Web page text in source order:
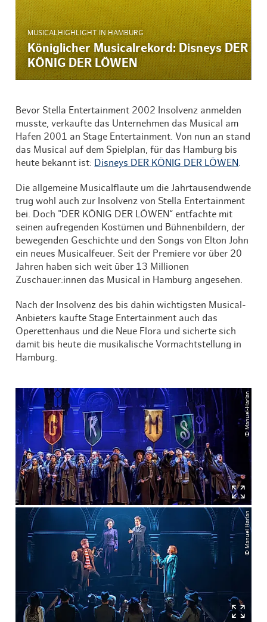
MUSICALHIGHLIGHT IN HAMBURG
Königlicher Musicalrekord: Disneys DER
KÖNIG DER LÖWEN
Bevor Stella Entertainment 2002 Insolvenz anmelden
musste, verkaufte das Unternehmen das Musical am
Hafen 2001 an Stage Entertainment. Von nun an stand
das Musical auf dem Spielplan, für das Hamburg bis
heute bekannt ist:
Disneys DER KÖNIG DER LÖWEN
Die allgemeine Musicalflaute um die Jahrtausendwende
trug wohl auch zur Insolvenz von Stella Entertainment
bei. Doch "DER KÖNIG DER LÖWEN“ entfachte mit
seinen aufregenden Kostümen und Bühnenbildern, der
bewegenden Geschichte und den Songs von Elton John
ein neues Musicalfeuer. Seit der Premiere vor über 20
Jahren haben sich weit über 13 Millionen
Zuschauer:innen das Musical in Hamburg angesehen.
Nach der Insolvenz des bis dahin wichtigsten Musical-
Anbieters kaufte Stage Entertainment auch das
Operettenhaus und die Neue Flora und sicherte sich
damit bis heute die musikalische Vormachtstellung in
Hamburg.
© Manuel-Harlan
© Manuel Harlan